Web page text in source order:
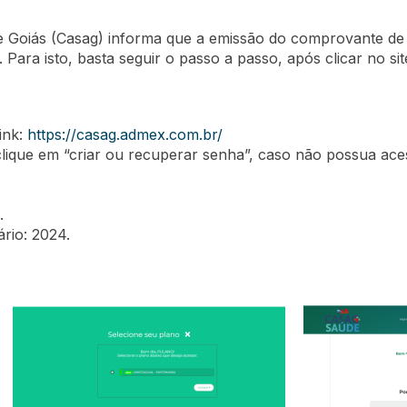
Goiás (Casag) informa que a emissão do comprovante
isto, basta seguir o passo a passo, após clicar no
https://casag.admex.com.br/
em “criar ou recuperar senha”, caso não possua
2024.